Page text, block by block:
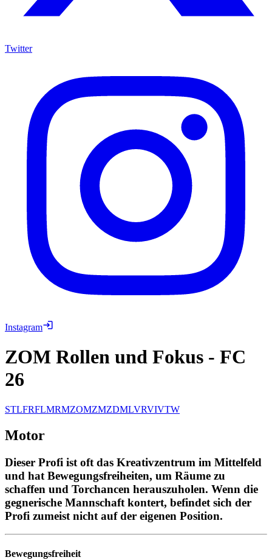
Twitter
Instagram
ZOM Rollen und Fokus - FC
26
STLFRFLMRMZOMZMZDMLVRVIVTW
Motor
Dieser Profi ist oft das Kreativzentrum im Mittelfeld
und hat Bewegungsfreiheiten, um Räume zu
schaffen und Torchancen herauszuholen. Wenn die
gegnerische Mannschaft kontert, befindet sich der
Profi zumeist nicht auf der eigenen Position.
Bewegungsfreiheit